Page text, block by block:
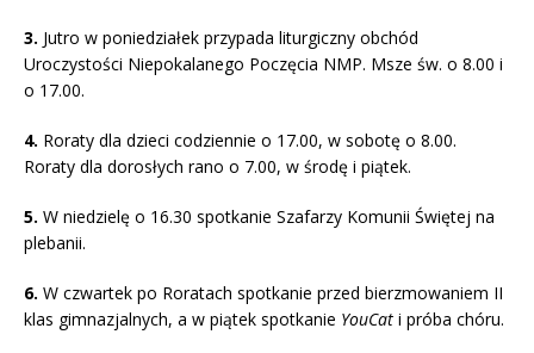
3. Jutro w poniedziałek przypada liturgiczny obchód
Uroczystości Niepokalanego Poczęcia NMP. Msze św. o 8.00 i
o 17.00.
4. Roraty dla dzieci codziennie o 17.00, w sobotę o 8.00.
Roraty dla dorosłych rano o 7.00, w środę i piątek.
5. W niedzielę o 16.30 spotkanie Szafarzy Komunii Świętej na
plebanii.
6. W czwartek po Roratach spotkanie przed bierzmowaniem II
klas gimnazjalnych, a w piątek spotkanie YouCat i próba chóru.